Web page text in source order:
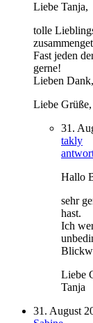
Liebe Tanja,
tolle
Fast jeden
gerne!
Lieben
Liebe
31.
takly
Hallo
sehr
hast.
Ich
Liebe
Tanja
31. August